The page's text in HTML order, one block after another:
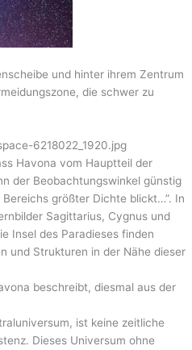
und hinter ihrem Zentrum
die schwer zu
6218022_1920.jpg
Havona vom Hauptteil der
der Beobachtungswinkel günstig
größter Dichte blickt…”. In
Sagittarius, Cygnus und
Insel des Paradieses finden
und Strukturen in der Nähe dieser
beschreibt, diesmal aus der
ist keine zeitliche
Dieses Universum ohne